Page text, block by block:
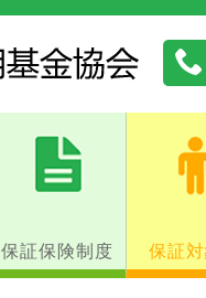
保証保険制度 保証